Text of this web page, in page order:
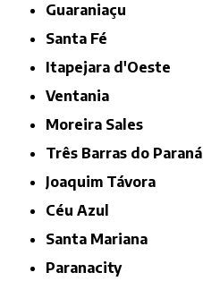
Guaraniaçu
Santa Fé
Itapejara d'Oeste
Ventania
Moreira Sales
Três Barras do Paraná
Joaquim Távora
Céu Azul
Santa Mariana
Paranacity